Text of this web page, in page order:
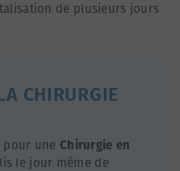
de plusieurs jours
CHIRURGIE
pour une Chirurgie en
le jour même de